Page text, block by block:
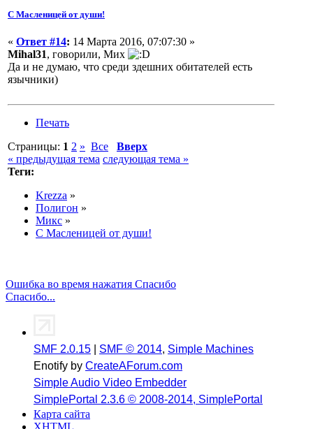
С Масленицей от души!
« Ответ #14: 14 Марта 2016, 07:07:30 »
Mihal31, говорили, Мих
Да и не думаю, что среди здешних обитателей есть
язычники)
Печать
Страницы: 1 2 » Все
Вверх
« предыдущая тема следующая тема »
Теги:
Krezza »
Полигон »
Микс »
С Масленицей от души!
Ошибка во время нажатия Спасибо
Спасибо...
SMF 2.0.15 SMF © 2014, Simple Machines
Enotify by CreateAForum.com
Simple Audio Video Embedder
SimplePortal 2.3.6 © 2008-2014, SimplePortal
Карта сайта
XHTML